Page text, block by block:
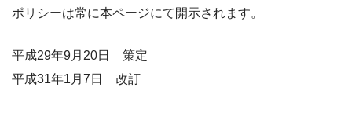
ポリシーは常に本ページにて開示されます。
平成29年9月20日 策定
平成31年1月7日 改訂